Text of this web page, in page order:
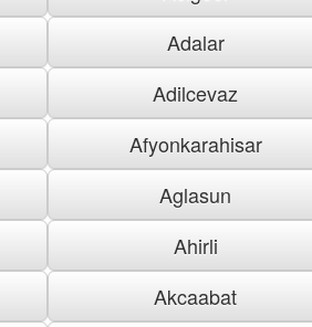
Adalar
Adilcevaz
Afyonkarahisar
Aglasun
Ahirli
Akcaabat